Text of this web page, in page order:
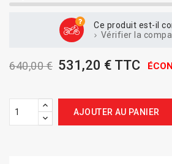
Ce produit est-il
Vérifier la
640,00 € 531,20 € TTC
AJOUTER AU PANIER